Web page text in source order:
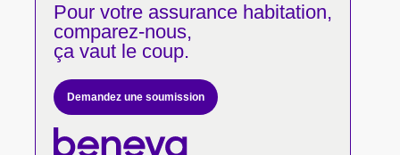
Pour votreassurance habitation,
comparez-nous,
ça vaut le coup.
Demandez une soumission